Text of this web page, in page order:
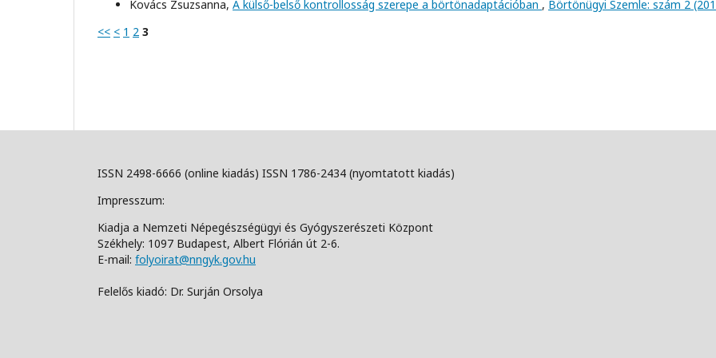
Kovács Zsuzsanna, A külső-belső kontrollosság szerepe a börtönadaptációban , Börtönügyi Szemle: szám 2
<< < 1 2 3
ISSN 2498-6666 (online kiadás) ISSN 1786-2434 (nyomtatott kiadás)
Impresszum:
Kiadja a Nemzeti Népegészségügyi és Gyógyszerészeti Központ
Székhely: 1097 Budapest, Albert Flórián út 2-6.
E-mail: folyoirat@nngyk.gov.hu
Felelős kiadó: Dr. Surján Orsolya